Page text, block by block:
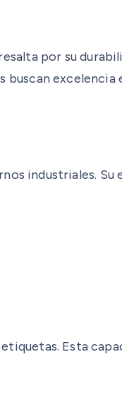
por su
buscan
industriales. Su
Esta